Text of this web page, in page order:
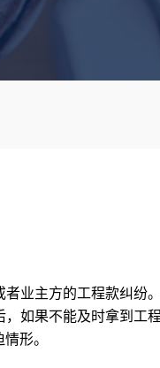
业主方的工程款纠纷
如果不能及时拿到工
形。